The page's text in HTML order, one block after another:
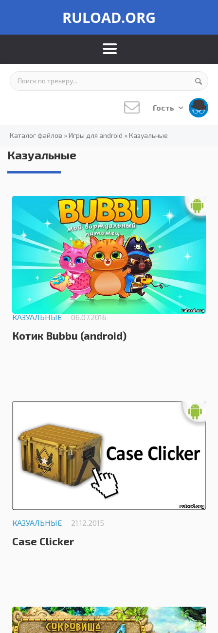
RULOAD.ORG
Гость
Каталог файлов »Игры для android »Казуальные
Казуальные
0.0
КАЗУАЛЬНЫЕ 06.07.2016
Котик Bubbu (android)
0.0
КАЗУАЛЬНЫЕ 21.12.2015
Case Clicker
0.0